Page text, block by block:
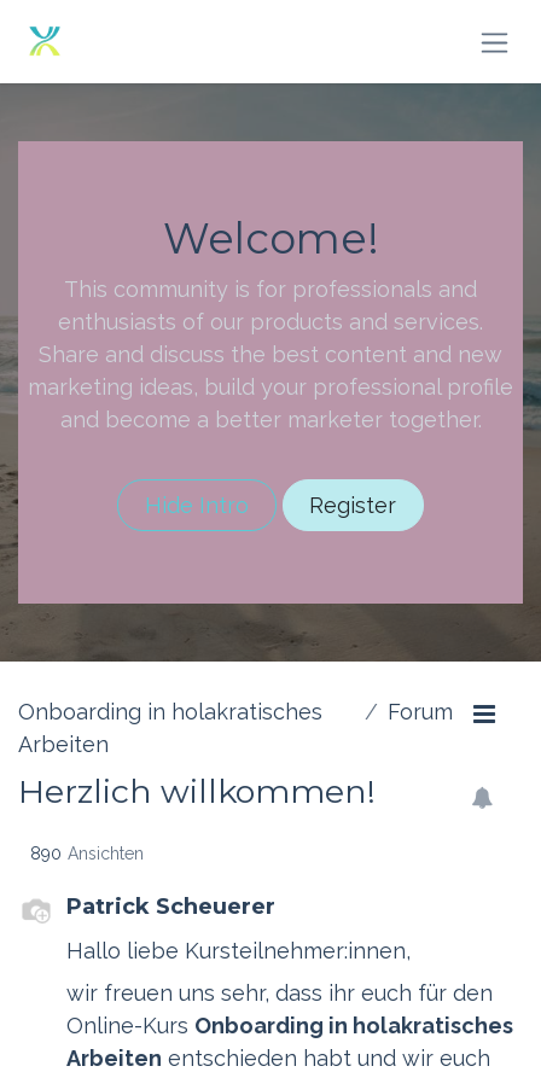
Welcome!
This community is for professionals and
enthusiasts of our products and services.
Share and discuss the best content and new
marketing ideas, build your professional profile
and become a better marketer together.
Hide Intro Register
Onboarding in holakratisches
Arbeiten
Forum
Herzlich willkommen!
890 Ansichten
Patrick Scheuerer
Hallo liebe Kursteilnehmer:innen,
wir freuen uns sehr, dass ihr euch für den
Online-Kurs Onboarding in holakratisches
Arbeiten entschieden habt und wir euch